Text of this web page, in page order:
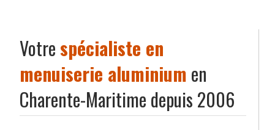
Votrespécialiste en
menuiserie aluminium en
Charente-Maritime depuis 2006